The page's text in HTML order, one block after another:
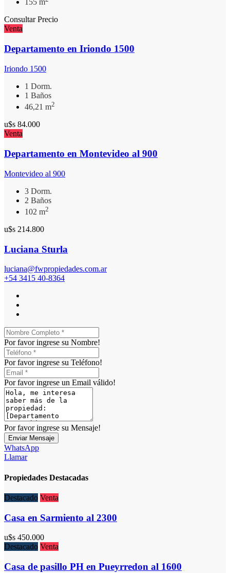
155 m
Consultar Precio
Venta
Departamento en Iriondo 1500
Iriondo 1500
1 Dorm.
1 Baños
46,21 m2
u$s 84.000
Venta
Departamento en Montevideo al 900
Montevideo al 900
3 Dorm.
2 Baños
102 m2
u$s 214.800
Luciana Sturla
luciana@fwpropiedades.com.ar
+54 3415 40-8364
Por favor ingrese su Nombre!
Por favor ingrese su Teléfono!
Por favor ingrese un Email válido!
Por favor ingrese su Mensaje!
Enviar Mensaje
WhatsApp
Llamar
Propiedades Destacadas
Destacado Venta
Casa en Sarmiento al 2300
u$s 450.000
Destacado Venta
Casa de pasillo PH en Pueyrredon al 1600